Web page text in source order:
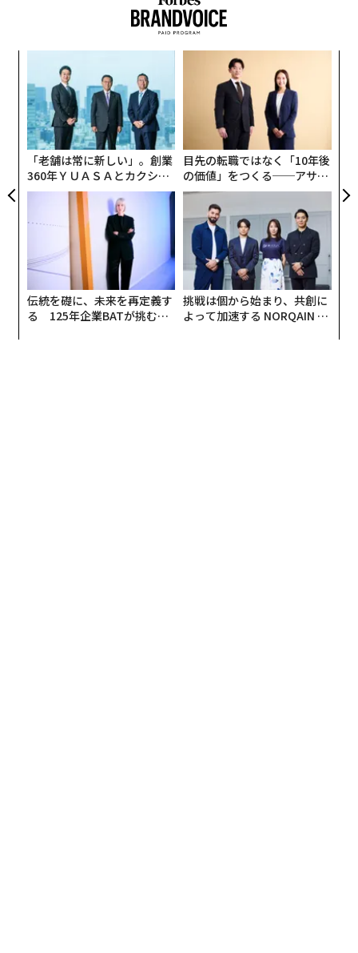
「老舗は常に新しい」。創業
360年ＹＵＡＳＡとカクシン
CEO田尻望が語る、AIを超え
る人の価値
目先の転職ではなく「10年後
の価値」をつくる──アサイ
ンの長期伴走型支援とは
伝統を礎に、未来を再定義す
る 125年企業BATが挑むス
挑戦は個から始まり、共創に
よって加速する NORQAIN JA